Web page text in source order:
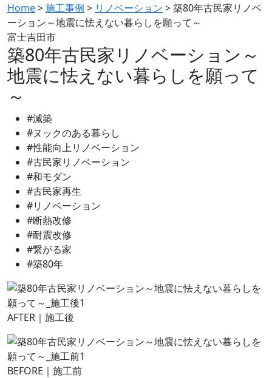
Home>施工事例 > リノベーション >築80年古民家リノベ
ーション～地震に怯えない暮らしを願って～
富士吉田市
築80年古民家リノベーション～
地震に怯えない暮らしを願って
～
#減築
#ヌックのある暮らし
#性能向上リノベーション
#古民家リノベーション
#和モダン
#古民家再生
#リノベーション
#断熱改修
#耐震改修
#繋がる家
#築80年
AFTER｜施工後
BEFORE｜施工前